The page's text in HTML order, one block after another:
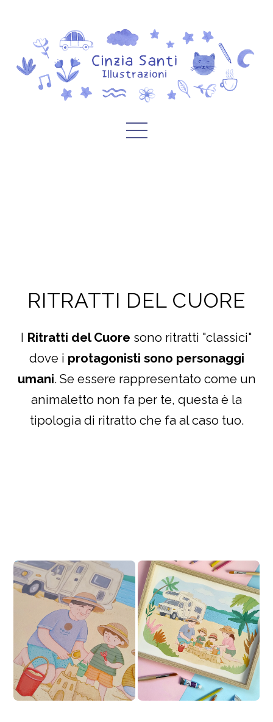
RITRATTI DEL CUORE
I Ritratti del Cuore sono ritratti "classici"
dove i protagonisti sono personaggi
umani. Se essere rappresentato come un
animaletto non fa per te, questa è la
tipologia di ritratto che fa al caso tuo.